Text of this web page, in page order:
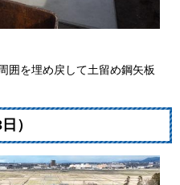
囲を埋め戻して土留め鋼矢板
）